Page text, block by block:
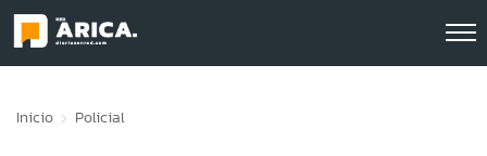
Inicio Policial